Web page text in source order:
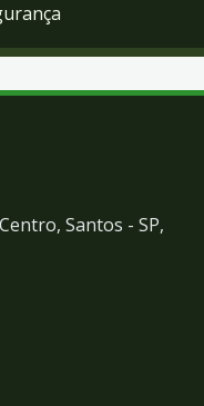
Santos - SP,